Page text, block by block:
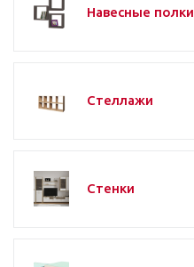
Навесные полки
Стеллажи
Стенки